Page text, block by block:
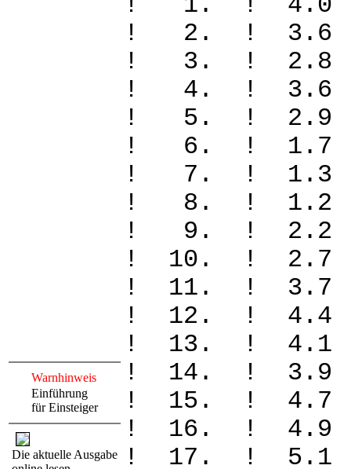
Warnhinweis
Einführung
für Einsteiger
Die aktuelle Ausgabe
! 2. ! 3.6
! 3. ! 2.8
! 4. ! 3.6
! 5. ! 2.9
! 6. ! 1.7
! 7. ! 1.3
! 8. ! 1.2
! 9. ! 2.2
! 10. !
! 11. !
! 12. !
! 13. ! 4.1
! 14. !
! 15. ! 4.7
! 16. ! 4.9
! 17. ! 5.1